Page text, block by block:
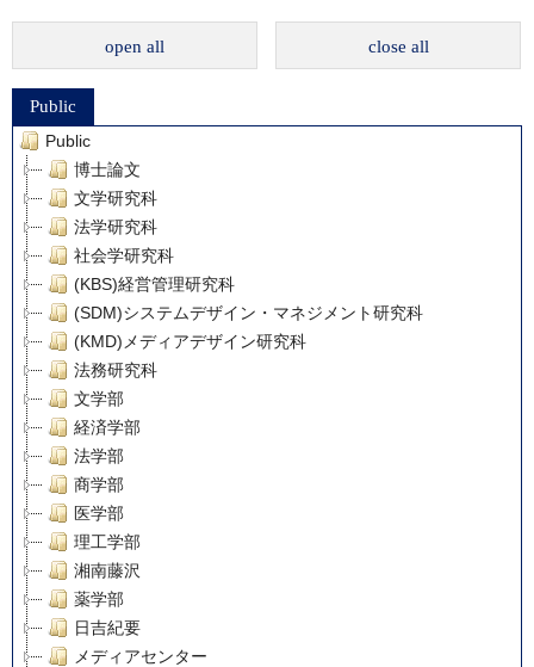
open all close all
Public
Public
博士論文
文学研究科
法学研究科
社会学研究科
(KBS)経営管理研究科
(SDM)システムデザイン・マネジメント研究科
(KMD)メディアデザイン研究科
法務研究科
文学部
経済学部
法学部
商学部
医学部
理工学部
湘南藤沢
薬学部
日吉紀要
メディアセンター